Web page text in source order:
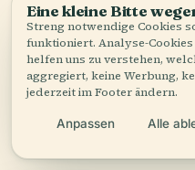
Exploring Kamarajar
Visitor Information
Discovering Kamarajar
and Historical
Eine kleine Bitte
Streng notwendige Cookies
funktioniert. Analyse-
helfen uns zu verstehen,
aggregiert, keine Werbung,
jederzeit im Footer ändern.
Anpassen Alle